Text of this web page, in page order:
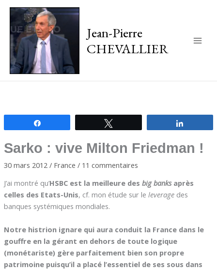
Jean-Pierre
CHEVALLIER
Sarko : vive Milton Friedman !
30 mars 2012 / France / 11 commentaires
J’ai montré qu’HSBC est la meilleure des big banks après
celles des Etats-Unis, cf. mon étude sur le leveragedes
banques systémiques mondiales.
Notre histrion ignare qui aura conduit la France dans le
gouffre en la gérant en dehors de toute logique
(monétariste) gère parfaitement bien son propre
patrimoine puisqu’il a placé l’essentiel de ses sous dans